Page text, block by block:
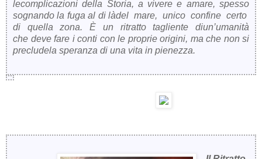
lecomplicazioni della Storia, a vivere e amare, spesso
sognando la fuga al di làdel mare, unico confine certo
di quella zona. È un ritratto tagliente diun’umanità
che deve fare i conti con le proprie origini, ma che non si
precludela speranza di una vita in pienezza.